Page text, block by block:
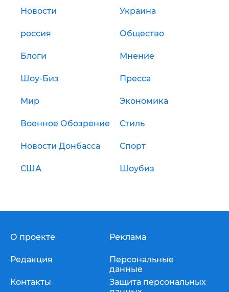
Новости Украина
россия Общество
Блоги Мнение
Шоу-Биз Пресса
Мир Экономика
Военное Обозрение Стиль
Новости Донбасса Спорт
США Шоубиз
О проекте
Редакция
Контакты
Реклама
Персональные
данные
Защита персональных